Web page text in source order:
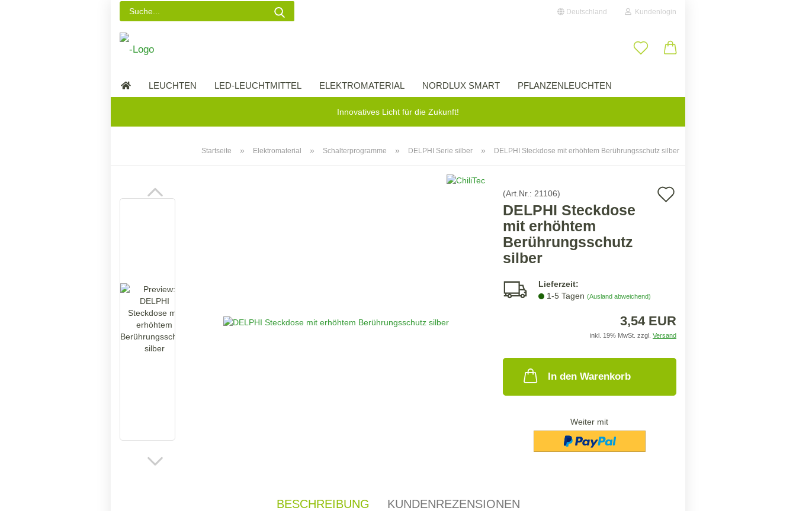
Deutschland Kundenlogin
Passwort vergessen?
Innovatives Licht für die Zukunft!
LEUCHTEN LED-LEUCHTMITTEL ELEKTROMATERIAL NORDLUX SMART PFLANZENLEUCHTEN
Startseite » Elektromaterial » Schalterprogramme » DELPHI Serie silber » DELPHI Steckdose mit erhöhtem Berührungsschutz silber
(Art.Nr.: 21106)
DELPHI Steckdose
mit erhöhtem
Berührungsschutz
silber
Lieferzeit:
1-5 Tagen (Ausland abweichend)
3,54 EUR
inkl. 19% MwSt. zzgl. Versand
In den Warenkorb
Weiter mit
BESCHREIBUNG KUNDENREZENSIONEN